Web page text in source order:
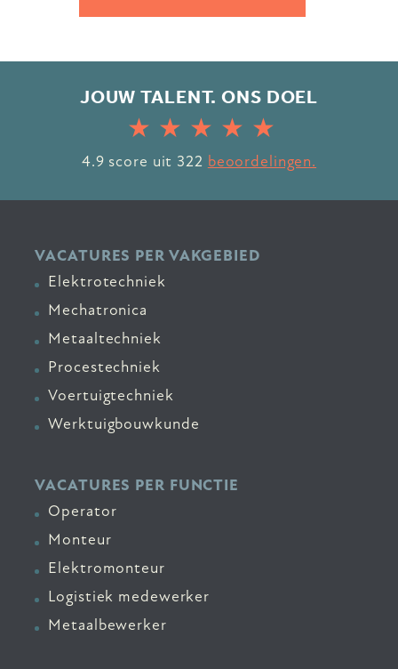
JOUW TALENT. ONS DOEL
4.9 score uit 322 beoordelingen.
VACATURES PER VAKGEBIED
Elektrotechniek
Mechatronica
Metaaltechniek
Procestechniek
Voertuigtechniek
Werktuigbouwkunde
VACATURES PER FUNCTIE
Operator
Monteur
Elektromonteur
Logistiek medewerker
Metaalbewerker